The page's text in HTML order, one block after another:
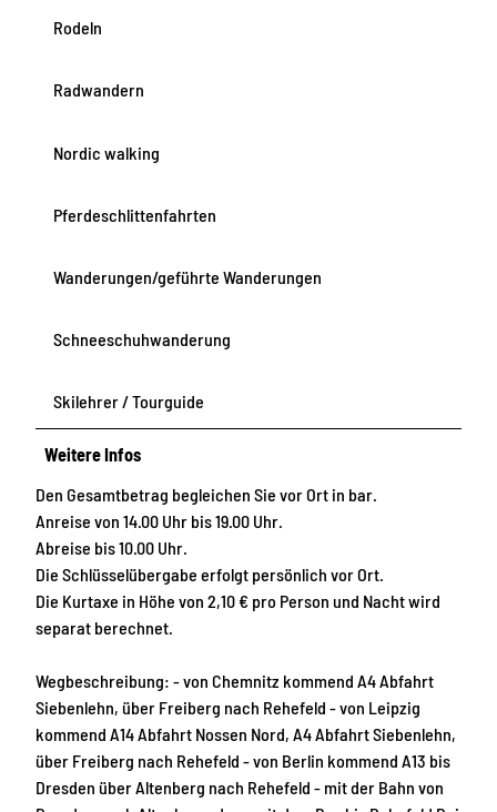
Rodeln
Radwandern
Nordic walking
Pferdeschlittenfahrten
Wanderungen/geführte Wanderungen
Schneeschuhwanderung
Skilehrer / Tourguide
Weitere Infos
Den Gesamtbetrag begleichen Sie vor Ort in bar.
Anreise von 14.00 Uhr bis 19.00 Uhr.
Abreise bis 10.00 Uhr.
Die Schlüsselübergabe erfolgt persönlich vor Ort.
Die Kurtaxe in Höhe von 2,10 € pro Person und Nacht wird
separat berechnet.
Wegbeschreibung: - von Chemnitz kommend A4 Abfahrt
Siebenlehn, über Freiberg nach Rehefeld - von Leipzig
kommend A14 Abfahrt Nossen Nord, A4 Abfahrt Siebenlehn,
über Freiberg nach Rehefeld - von Berlin kommend A13 bis
Dresden über Altenberg nach Rehefeld - mit der Bahn von